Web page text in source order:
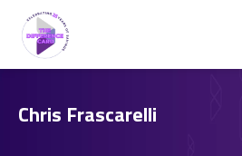
Chris Frascarelli